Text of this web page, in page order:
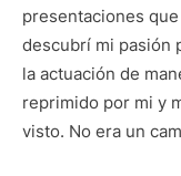
presentaciones
descubrí mi pasión
la actuación de
reprimido por mi y
visto. No era un